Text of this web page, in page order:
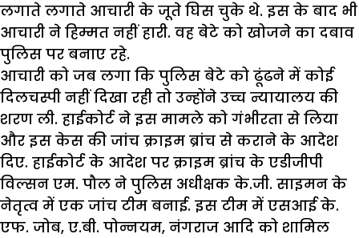
लगाते लगाते आचारी के जूते घिस चुके थे. इस के बाद भी
आचारी ने हिम्मत नहीं हारी. वह बेटे को खोजने का दबाव
पुलिस पर बनाए रहे.
आचारी को जब लगा कि पुलिस बेटे को ढूंढने में कोई
दिलचस्पी नहीं दिखा रही तो उन्होंने उच्च न्यायालय की
शरण ली. हाईकोर्ट ने इस मामले को गंभीरता से लिया
और इस केस की जांच क्राइम ब्रांच से कराने के आदेश
दिए. हाईकोर्ट के आदेश पर क्राइम ब्रांच के एडीजीपी
विल्सन एम. पौल ने पुलिस अधीक्षक के.जी. साइमन के
नेतृत्व में एक जांच टीम बनाई. इस टीम में एसआई के.
एफ. जोब, ए.बी. पोन्नयम, नंगराज आदि को शामिल